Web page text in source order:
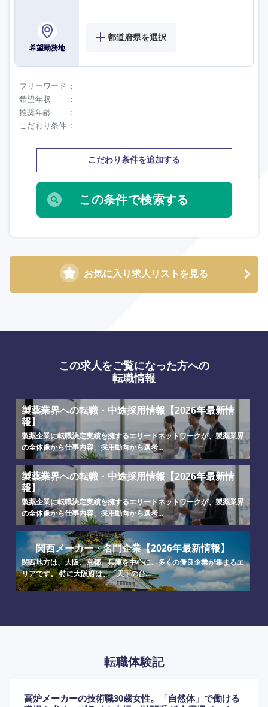
希望勤務地
都道府県を選択
フリーワード
希望年収
推奨年齢
こだわり条件
こだわり条件を追加する
お気に入り求人リストを見る
選択する
選択する
選択する
選択する
この求人をご覧になった方への
転職情報
製薬業界への転職・中途採用情報【2026年最新情
報】
製薬企業に転職決定実績を擁するエリートネットワークが、製薬業界
の全体像から仕事内容、採用動向から選考...
製薬業界への転職・中途採用情報【2026年最新情
報】
製薬企業に転職決定実績を擁するエリートネットワークが、製薬業界
の全体像から仕事内容、採用動向から選考...
関西メーカー・名門企業【2026年最新情報】
関西地方は、大阪、京都、兵庫を中心に、多くの優良企業が集まるエ
リアです。 特に大阪府は、「天下の台...
転職体験記
高炉メーカーの技術職30歳女性。「自然体」で働ける